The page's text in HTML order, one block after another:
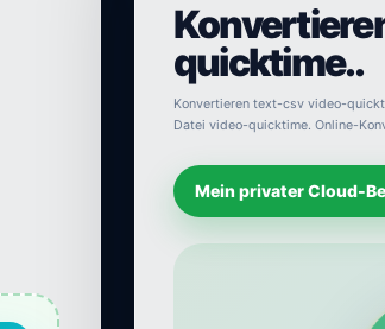
quicktime..
Konvertieren text-csv video-
Datei video-quicktime. Online-
Mein privater Cloud-